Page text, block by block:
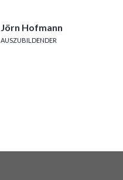
Jörn Hofmann
AUSZUBILDENDER